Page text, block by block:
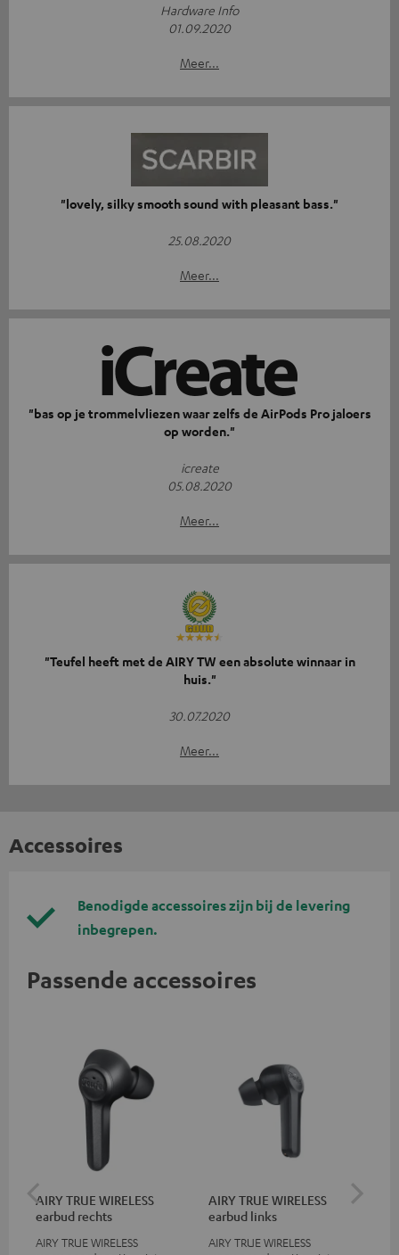
Hardware Info
01.09.2020
Meer...
"lovely, silky smooth sound with pleasant bass."
25.08.2020
Meer...
"bas op je trommelvliezen waar zelfs de AirPods Pro jaloers
op worden."
icreate
05.08.2020
Meer...
"Teufel heeft met de AIRY TW een absolute winnaar in
huis."
30.07.2020
Meer...
Accessoires
Benodigde accessoires zijn bij de levering
inbegrepen.
Passende accessoires
AIRY TRUE WIRELESS
earbud rechts
AIRY TRUE WIRELESS
AIRY TRUE WIRELESS
earbud links
AIRY TRUE WIRELESS